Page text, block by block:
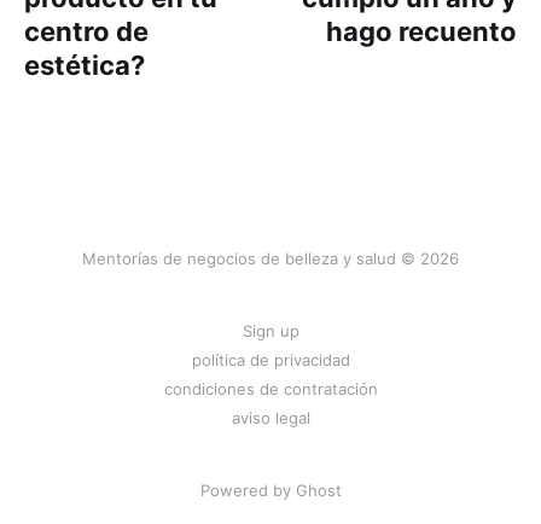
centro de
estética?
hago recuento
Mentorías de negocios de belleza y salud © 2026
Sign up
política de privacidad
condiciones de contratación
aviso legal
Powered by Ghost